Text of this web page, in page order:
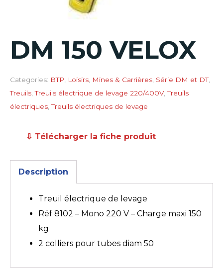
DM 150 VELOX
Categories: BTP, Loisirs, Mines & Carrières, Série DM et DT,
Treuils,Treuils électrique de levage 220/400V,Treuils
électriques,Treuils électriques de levage
⇩ Télécharger la fiche produit
Description
Treuil électrique de levage
Réf 8102 – Mono 220 V – Charge maxi 150
kg
2 colliers pour tubes diam 50